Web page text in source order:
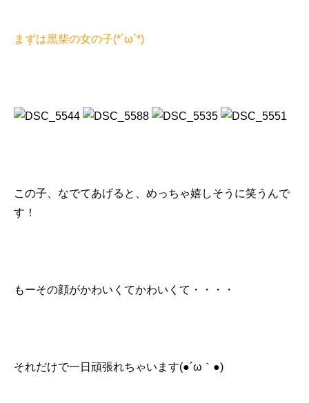
まずは黒柴の女の子(*´ω`*)
この子、なでてあげると、めっちゃ嬉しそうに笑うんで
す！
もーその顔がかわいくてかわいくて・・・・
それだけで一日頑張れちゃいます(●´ω｀●)